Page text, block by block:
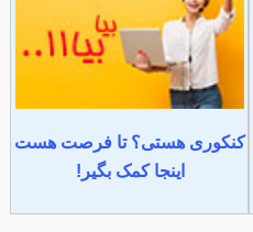
کنکوری هستی؟ تا فرصت هست
اینجا کمک بگیر!